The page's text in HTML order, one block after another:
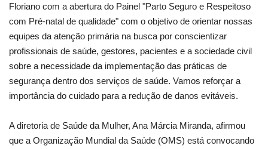
Vídeos
Webmail
Floriano com a abertura do Painel "Parto Seguro e Respeitoso
com Pré-natal de qualidade" com o objetivo de orientar nossas
equipes da atenção primária na busca por conscientizar
profissionais de saúde, gestores, pacientes e a sociedade civil
sobre a necessidade da implementação das práticas de
segurança dentro dos serviços de saúde. Vamos reforçar a
importância do cuidado para a redução de danos evitáveis.
A diretoria de Saúde da Mulher, Ana Márcia Miranda, afirmou
que a Organização Mundial da Saúde (OMS) está convocando